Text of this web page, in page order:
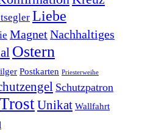
Liebe
MagnetNachhaltiges
Ostern
Postkarten Priesterweihe
Schutzpatron
TrostUnikat Wallfahrt